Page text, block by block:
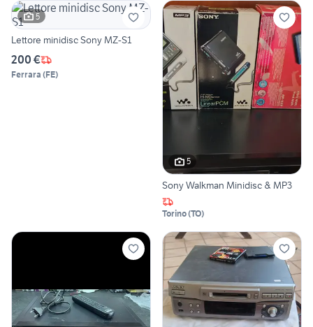
5
Lettore minidisc Sony MZ-S1
200 €
Ferrara (FE)
5
Sony Walkman Minidisc & MP3
Torino(TO)